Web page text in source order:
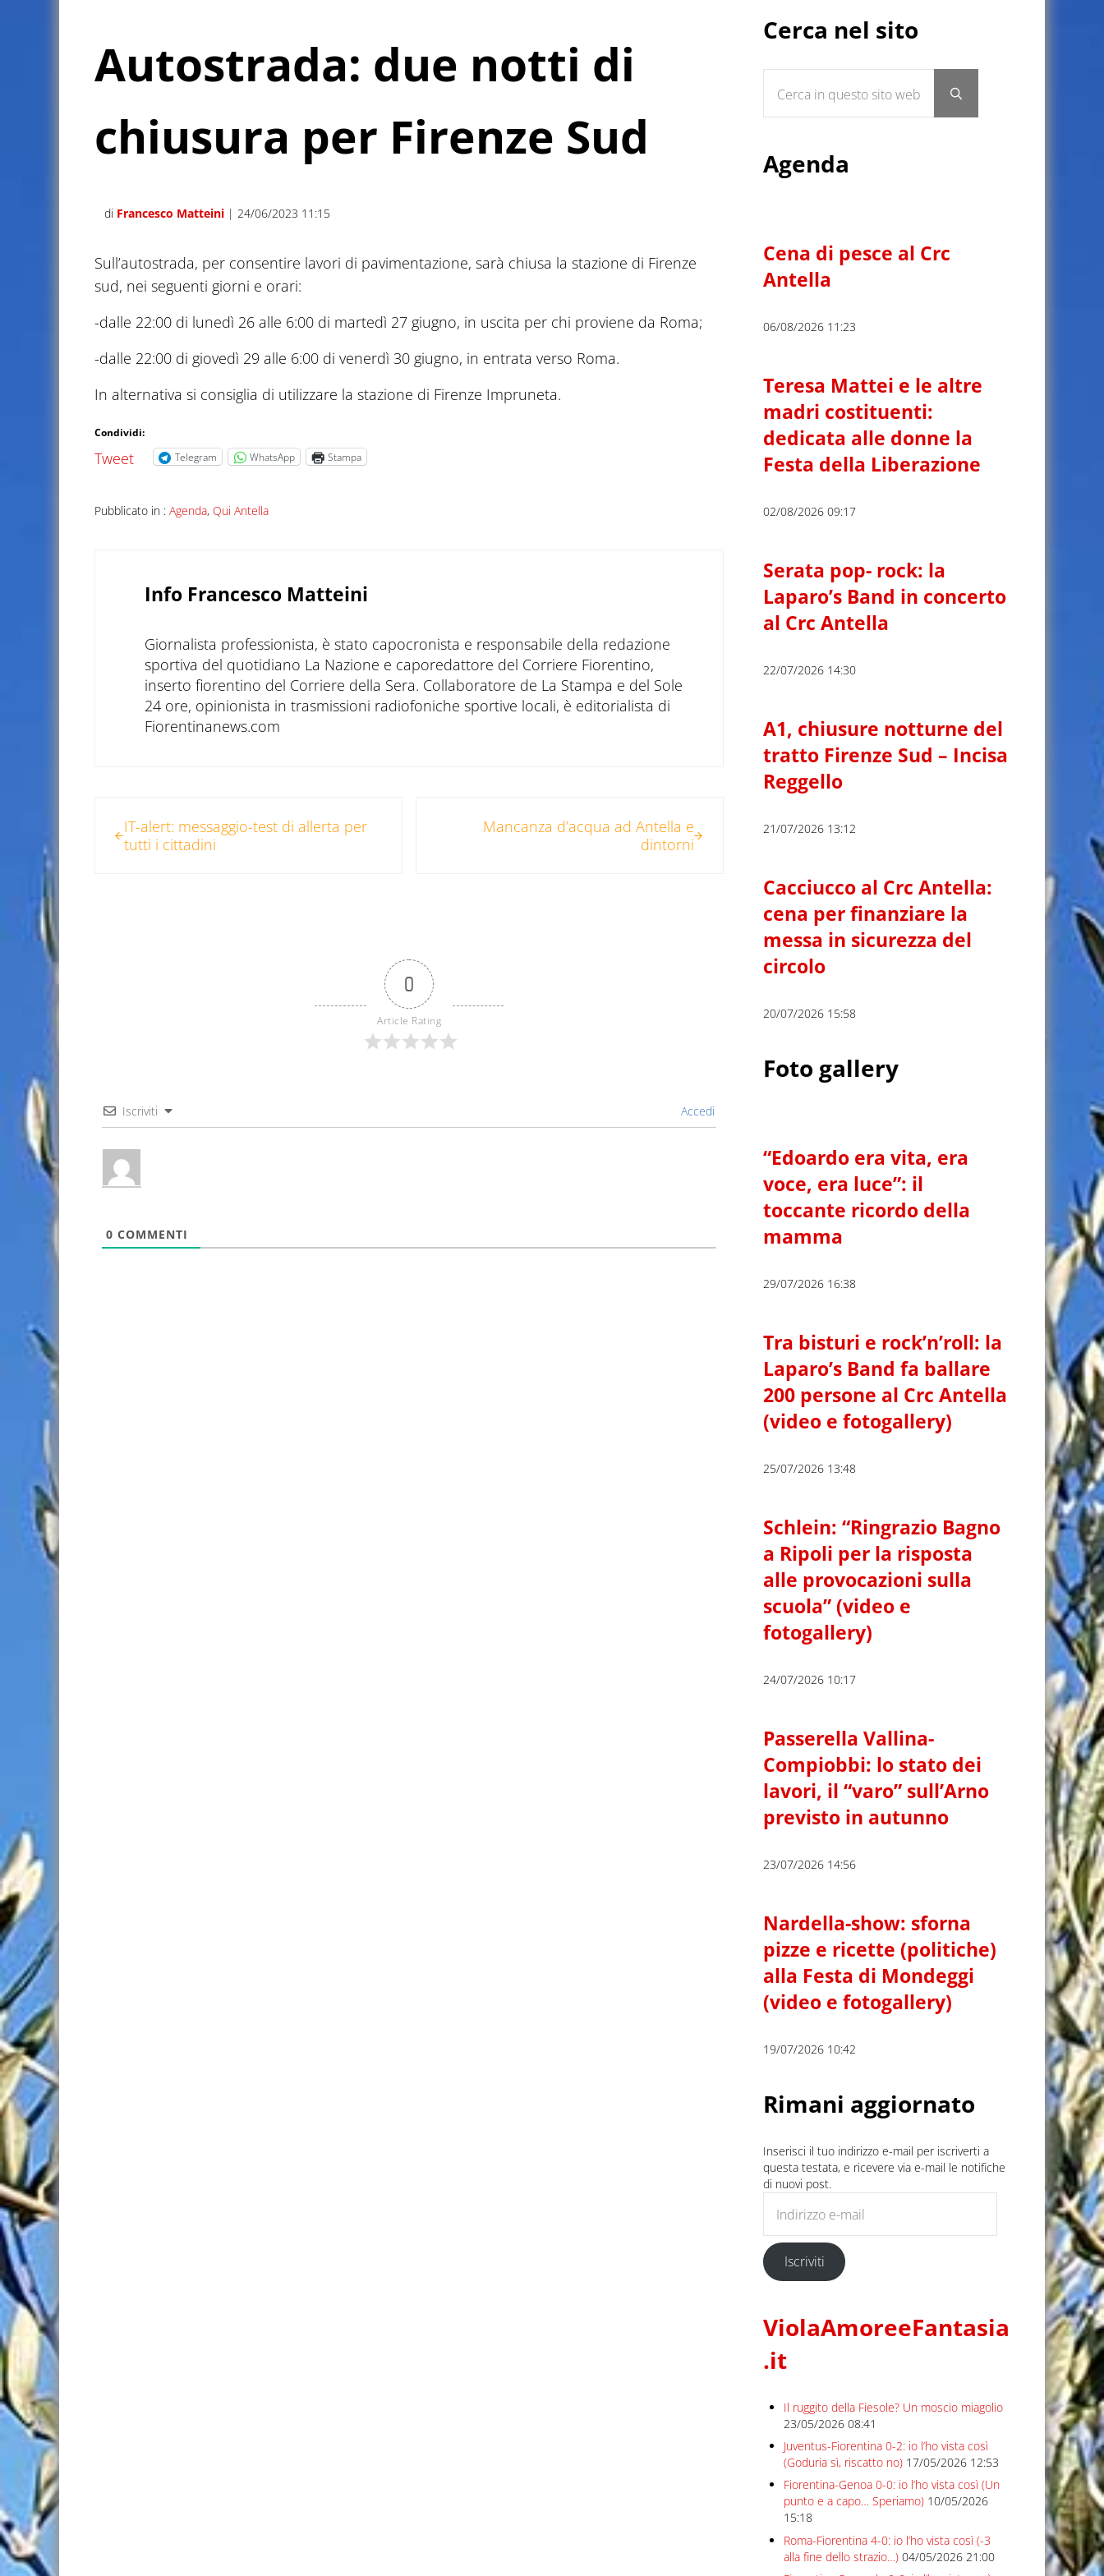
Autostrada: due notti di
chiusura per Firenze Sud
di Francesco Matteini | 24/06/2023 11:15
Sull’autostrada, per consentire lavori di pavimentazione, sarà chiusa la stazione di Firenze
sud, nei seguenti giorni e orari:
-dalle 22:00 di lunedì 26 alle 6:00 di martedì 27 giugno, in uscita per chi proviene da Roma;
-dalle 22:00 di giovedì 29 alle 6:00 di venerdì 30 giugno, in entrata verso Roma.
In alternativa si consiglia di utilizzare la stazione di Firenze Impruneta.
Condividi:
Tweet Telegram WhatsApp Stampa
Pubblicato in : Agenda, Qui Antella
Info Francesco Matteini
Giornalista professionista, è stato capocronista e responsabile della redazione
sportiva del quotidiano La Nazione e caporedattore del Corriere Fiorentino,
inserto fiorentino del Corriere della Sera. Collaboratore de La Stampa e del Sole
24 ore, opinionista in trasmissioni radiofoniche sportive locali, è editorialista di
Fiorentinanews.com
IT-alert: messaggio-test di allerta per
tutti i cittadini
Mancanza d’acqua ad Antella e
dintorni
0
Article Rating
Iscriviti Accedi
0 COMMENTI
Cerca nel sito
Submit search
Agenda
Cena di pesce al Crc
Antella
06/08/2026 11:23
Teresa Mattei e le altre
madri costituenti:
dedicata alle donne la
Festa della Liberazione
02/08/2026 09:17
Serata pop- rock: la
Laparo’s Band in concerto
al Crc Antella
22/07/2026 14:30
A1, chiusure notturne del
tratto Firenze Sud – Incisa
Reggello
21/07/2026 13:12
Cacciucco al Crc Antella:
cena per finanziare la
messa in sicurezza del
circolo
20/07/2026 15:58
Foto gallery
“Edoardo era vita, era
voce, era luce”: il
toccante ricordo della
mamma
29/07/2026 16:38
Tra bisturi e rock’n’roll: la
Laparo’s Band fa ballare
200 persone al Crc Antella
(video e fotogallery)
25/07/2026 13:48
Schlein: “Ringrazio Bagno
a Ripoli per la risposta
alle provocazioni sulla
scuola” (video e
fotogallery)
24/07/2026 10:17
Passerella Vallina-
Compiobbi: lo stato dei
lavori, il “varo” sull’Arno
previsto in autunno
23/07/2026 14:56
Nardella-show: sforna
pizze e ricette (politiche)
alla Festa di Mondeggi
(video e fotogallery)
19/07/2026 10:42
Rimani aggiornato
Inserisci il tuo indirizzo e-mail per iscriverti a
questa testata, e ricevere via e-mail le notifiche
di nuovi post.
Iscriviti
ViolaAmoreeFantasia
.it
Il ruggito della Fiesole? Un moscio miagolio
23/05/2026 08:41
Juventus-Fiorentina 0-2: io l’ho vista così
(Goduria sì, riscatto no) 17/05/2026 12:53
Fiorentina-Genoa 0-0: io l’ho vista così (Un
punto e a capo… Speriamo) 10/05/2026
15:18
Roma-Fiorentina 4-0: io l’ho vista così (-3
alla fine dello strazio…) 04/05/2026 21:00